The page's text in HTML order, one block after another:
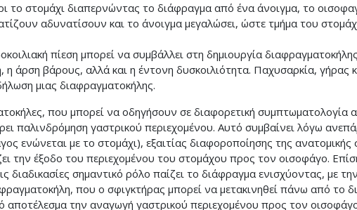
το στομάχι διαπερνώντας το διάφραγμα από ένα άνοιγμα, το
αδυνατίσουν και το άνοιγμα μεγαλώσει, ώστε τμήμα του
πίεση μπορεί να συμβάλλει στη δημιουργία
η άρση βάρους, αλλά και η έντονη δυσκοιλιότητα. Παχυσαρκία,
μιας διαφραγματοκήλης.
που μπορεί να οδηγήσουν σε διαφορετική συμπτωματολογία
παλινδρόμηση γαστρικού περιεχομένου. Αυτό συμβαίνει λόγω
ενώνεται με το στομάχι), εξαιτίας διαφοροποίησης της
την έξοδο του περιεχομένου του στομάχου προς τον οισοφάγο.
διαδικασίες σημαντικό ρόλο παίζει το διάφραγμα ενισχύοντας, με
που ο σφιγκτήρας μπορεί να μετακινηθεί πάνω από το
αποτέλεσμα την αναγωγή γαστρικού περιεχομένου προς τον